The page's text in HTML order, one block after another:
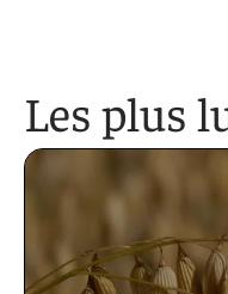
Les plus